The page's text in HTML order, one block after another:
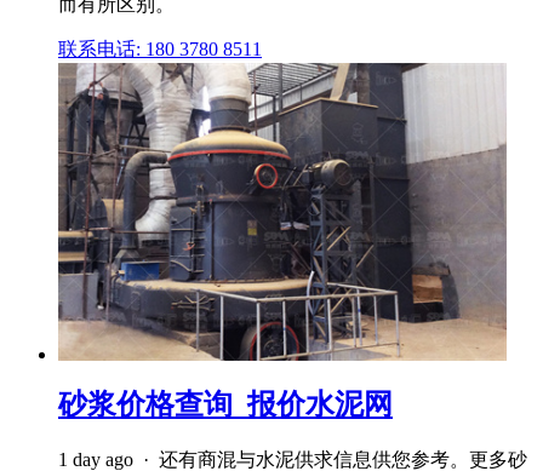
而有所区别。
联系电话: 180 3780 8511
砂浆价格查询_报价水泥网
1 day ago · 还有商混与水泥供求信息供您参考。更多砂